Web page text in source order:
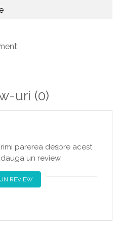
pe perete
temporar fluxul de apă
uri (0)
parerea despre acest
un review.
REVIEW